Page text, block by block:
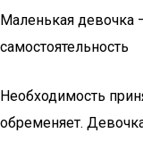
Маленькая девочка
самостоятельность
Необходимость
обременяет.